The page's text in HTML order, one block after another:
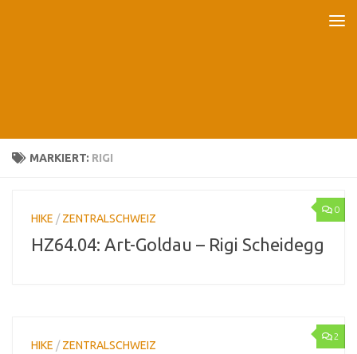
MARKIERT: RIGI
0
HIKE /ZENTRALSCHWEIZ
HZ64.04: Art-Goldau – Rigi Scheidegg
2
HIKE /ZENTRALSCHWEIZ